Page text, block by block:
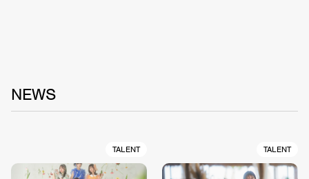
NEWS
TALENT TALENT